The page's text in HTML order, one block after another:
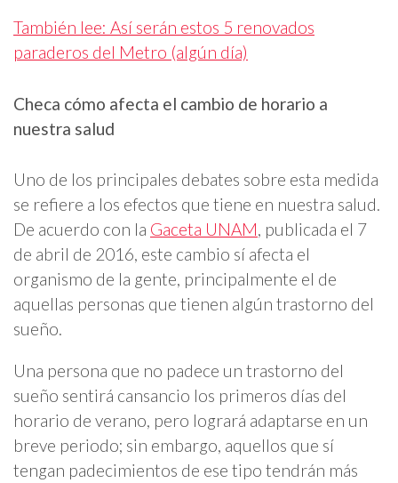
También lee: Así serán estos 5 renovados
paraderos del Metro (algún día)
Checa cómo afecta el cambio de horario a
nuestra salud
Uno de los principales debates sobre esta medida
se refiere a los efectos que tiene en nuestra salud.
De acuerdo con la Gaceta UNAM, publicada el 7
de abril de 2016, este cambio sí afecta el
organismo de la gente, principalmente el de
aquellas personas que tienen algún trastorno del
sueño.
Una persona que no padece un trastorno del
sueño sentirá cansancio los primeros días del
horario de verano, pero logrará adaptarse en un
breve periodo; sin embargo, aquellos que sí
tengan padecimientos de ese tipo tendrán más